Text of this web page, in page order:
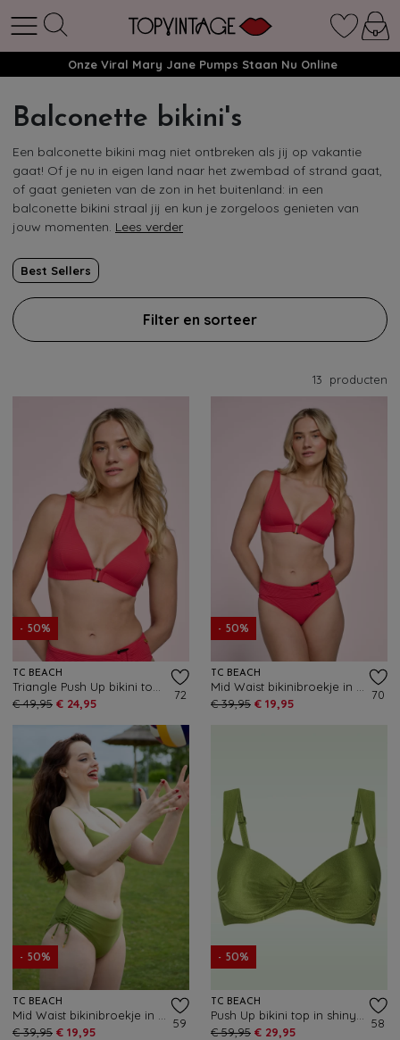
Onze Viral Mary Jane Pumps Staan Nu Online
Balconette bikini's
Een balconette bikini mag niet ontbreken als jij op vakantie
gaat! Of je nu in eigen land naar het zwembad of strand gaat,
of gaat genieten van de zon in het buitenland: in een
balconette bikini straal jij en kun je zorgeloos genieten van
jouw momenten. Lees verder
Best Sellers
Filter en sorteer
13 producten
- 50%
TC BEACH
€ 49,95 € 24,95
72
- 50%
TC BEACH
€ 39,95 € 19,95
70
- 50%
TC BEACH
€ 39,95 € 19,95
59
- 50%
TC BEACH
€ 59,95 € 29,95
58